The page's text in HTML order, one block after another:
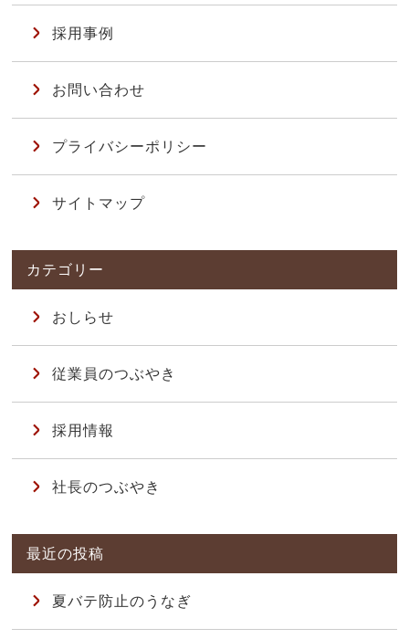
採用事例
お問い合わせ
プライバシーポリシー
サイトマップ
おしらせ
従業員のつぶやき
採用情報
社長のつぶやき
夏バテ防止のうなぎ